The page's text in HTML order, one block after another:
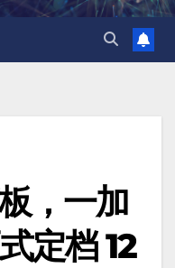
，一加
定档 12